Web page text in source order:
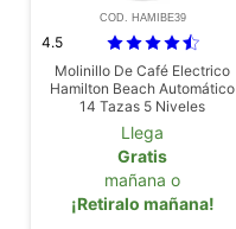
COD. HAMIBE39
4.5
Molinillo De Café Electrico
Hamilton Beach Automático
14 Tazas 5 Niveles
Llega
Gratis
mañana o
¡Retiralo mañana!